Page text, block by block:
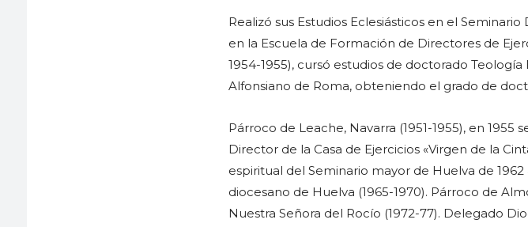
Realizó sus Estudios Eclesiásticos en el
en la Escuela de Formación de Directores de
1954-1955), cursó estudios de doctorado
Alfonsiano de Roma, obteniendo el grado de
Párroco de Leache, Navarra (1951-1955), en 1955
Director de la Casa de Ejercicios «Virgen de la
espiritual del Seminario mayor de Huelva de
diocesano de Huelva (1965-1970). Párroco de
Nuestra Señora del Rocío (1972-77). Delegado